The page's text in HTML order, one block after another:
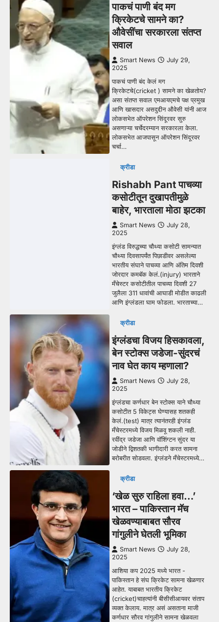
पाकचं पाणी बंद मग
क्रिकेटचे सामने का?
औवेसींचा सरकारला संतप्त
सवाल
Smart News
July 29,
2025
पाकचं पाणी बंद केलं मग
क्रिकेटचे(cricket ) सामने का खेळतोय?
असा संतप्त सवाल एमआयएमचे पक्ष प्रमुख
आणि खासदार असदुद्दीन औवेसी यांनी आज
लोकसभेत ऑपरेशन सिंदूरवर सुरु
असणाऱ्या चर्चेदरम्यान सरकारला केला.
लोकसभेत आजपासून ऑपरेशन सिंदूरवर
चर्चा…
क्रीडा
Rishabh Pant पाचव्या
कसोटीतून दुखापतीमुळे
बाहेर, भारताला मोठा झटका
Smart News
July 28,
2025
इंग्लंड विरुद्धच्या चौथ्या कसोटी सामन्यात
चौथ्या दिवसापर्यंत पिछाडीवर असलेल्या
भारतीय संघाने पाचव्या आणि अंतिम दिवशी
जोरदार कमबॅक केलं.(injury) भारताने
मँचेस्टर कसोटीतील पाचव्या दिवशी 27
जुलैला 311 धावांची आघाडी मोडीत काढली
आणि इंग्लंडला घाम फोडला. भारताच्या…
क्रीडा
इंग्लंडचा विजय हिसकावला,
बेन स्टोक्स जडेजा-सुंदरचं
नाव घेत काय म्हणाला?
Smart News
July 28,
2025
इंग्लंडचा कर्णधार बेन स्टोक्स याने चौथ्या
कसोटीत 5 विकेट्स घेण्यासह शतकही
केलं.(test) मात्र त्यानंतरही इंग्लंड
मँचेस्टरमध्ये विजय मिळवू शकली नाही.
रवींद्र जडेजा आणि वॉशिंग्टन सुंदर या
जोडीने द्विशतकी भागीदारी करत सामना
बरोबरीत सोडवला. इंग्लंडने मँचेस्टरमध्ये…
क्रीडा
‘खेळ सुरु राहिला हवा…’
भारत – पाकिस्तान मॅच
खेळवण्याबाबत सौरव
गांगुलीने घेतली भूमिका
Smart News
July 28,
2025
आशिया कप 2025 मध्ये भारत -
पाकिस्तान हे संघ क्रिकेट सामना खेळणार
आहेत. याबाबत भारतीय क्रिकेट
(cricket)चाहत्यांनी बीसीसीआयवर संताप
व्यक्त केलाय. मात्र असं असताना माजी
कर्णधार सौरव गांगुलीने सामना खेळवला